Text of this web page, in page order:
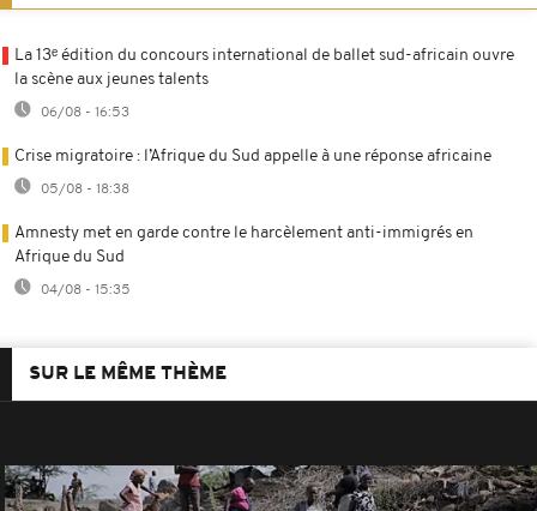
La 13ᵉ édition du concours international de ballet sud-africain ouvre
la scène aux jeunes talents
06/08 - 16:53
Crise migratoire : l’Afrique du Sud appelle à une réponse africaine
05/08 - 18:38
Amnesty met en garde contre le harcèlement anti-immigrés en
Afrique du Sud
04/08 - 15:35
SUR LE MÊME THÈME